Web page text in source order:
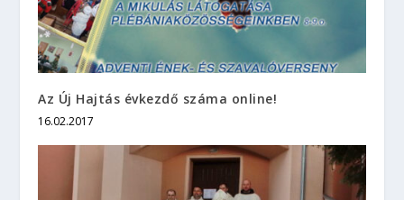
Az Új Hajtás évkezdő száma online!
16.02.2017